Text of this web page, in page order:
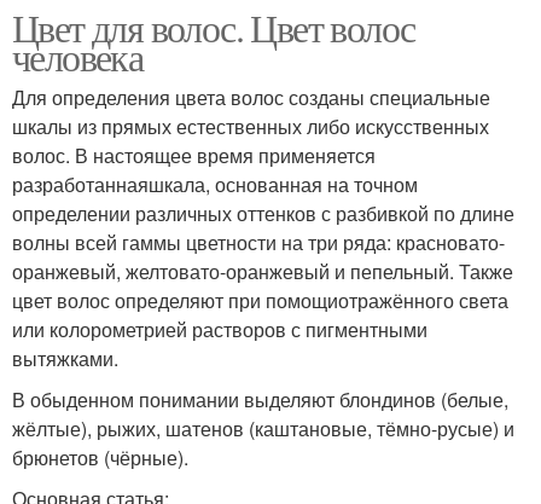
Цвет для волос. Цвет волос
человека
Для определения цвета волос созданы специальные
шкалы из прямых естественных либо искусственных
волос. В настоящее время применяется
разработаннаяшкала, основанная на точном
определении различных оттенков с разбивкой по длине
волны всей гаммы цветности на три ряда: красновато-
оранжевый, желтовато-оранжевый и пепельный. Также
цвет волос определяют при помощиотражённого света
или колорометрией растворов с пигментными
вытяжками.
В обыденном понимании выделяют блондинов (белые,
жёлтые), рыжих, шатенов (каштановые, тёмно-русые) и
брюнетов (чёрные).